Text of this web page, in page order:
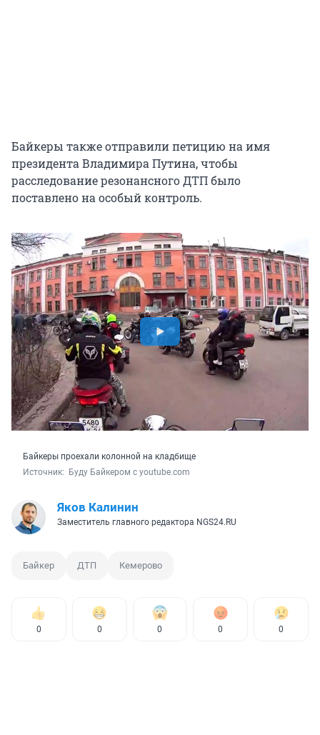
Байкеры также отправили петицию на имя
президента Владимира Путина, чтобы
расследование резонансного ДТП было
поставлено на особый контроль.
Байкеры проехали колонной на кладбище
Источник: Буду Байкером с youtube.com
Яков Калинин
Заместитель главного редактора NGS24.RU
Байкер ДТП Кемерово
0 0 0 0 0